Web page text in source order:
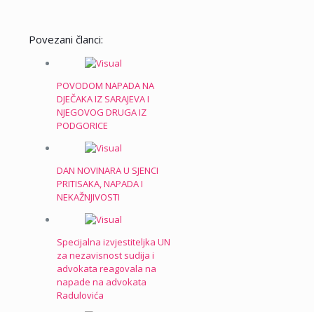
Povezani članci:
POVODOM NAPADA NA
DJEČAKA IZ SARAJEVA I
NJEGOVOG DRUGA IZ
PODGORICE
DAN NOVINARA U SJENCI
PRITISAKA, NAPADA I
NEKAŽNJIVOSTI
Specijalna izvjestiteljka UN
za nezavisnost sudija i
advokata reagovala na
napade na advokata
Radulovića